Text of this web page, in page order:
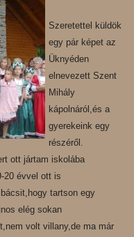
Szeretettel küldök
egy pár képet az
Üknyéden
elnevezett Szent
Mihály
kápolnáról,és a
gyerekeink egy
részéről.
ott jártam iskolába
20 évvel ott is
tartson egy
elég sokan
volt villany,de ma már